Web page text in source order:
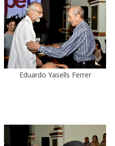
Eduardo Yasells Ferrer